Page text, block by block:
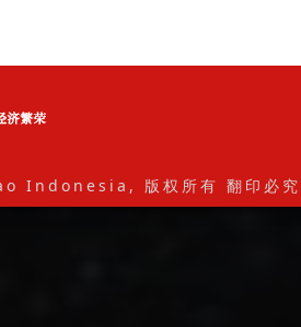
Indonesia, 版权所有 翻印必